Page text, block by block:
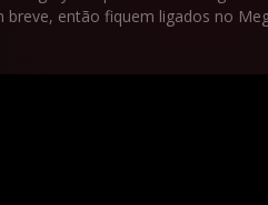
então fiquem ligados no